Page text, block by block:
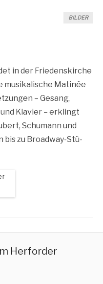
BILDER
in der Frie­dens­kir­che
musi­ka­li­sche Mati­née
– Gesang,
Kla­vier – erklingt
Schu­mann und
bis zu Broad­way-Stü­
Herforder